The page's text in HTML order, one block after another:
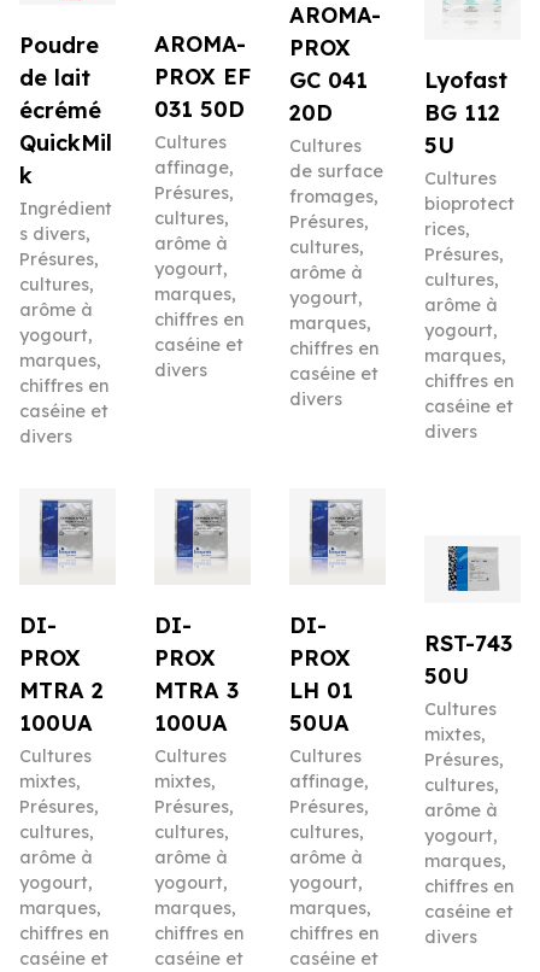
Poudre
de lait
écrémé
QuickMil
k
Ingrédient
s divers,
Présures,
cultures,
arôme à
yogourt,
marques,
chiffres en
caséine et
divers
AROMA-
PROX EF
031 50D
Cultures
affinage,
Présures,
cultures,
arôme à
yogourt,
marques,
chiffres en
caséine et
divers
AROMA-
PROX
GC 041
20D
Cultures
de surface
fromages,
Présures,
cultures,
arôme à
yogourt,
marques,
chiffres en
caséine et
divers
Lyofast
BG 112
5U
Cultures
bioprotect
rices,
Présures,
cultures,
arôme à
yogourt,
marques,
chiffres en
caséine et
divers
DI-
PROX
MTRA 2
100UA
Cultures
mixtes,
Présures,
cultures,
arôme à
yogourt,
marques,
chiffres en
caséine et
DI-
PROX
MTRA 3
100UA
Cultures
mixtes,
Présures,
cultures,
arôme à
yogourt,
marques,
chiffres en
caséine et
DI-
PROX
LH 01
50UA
Cultures
affinage,
Présures,
cultures,
arôme à
yogourt,
marques,
chiffres en
caséine et
RST-743
50U
Cultures
mixtes,
Présures,
cultures,
arôme à
yogourt,
marques,
chiffres en
caséine et
divers